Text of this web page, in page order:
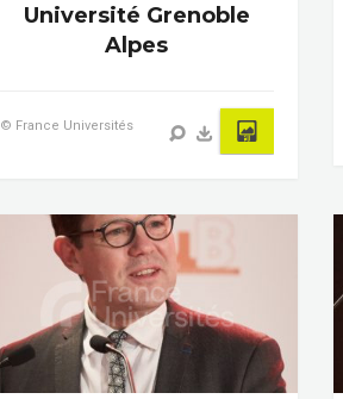
Université Grenoble
Alpes
© France Universités